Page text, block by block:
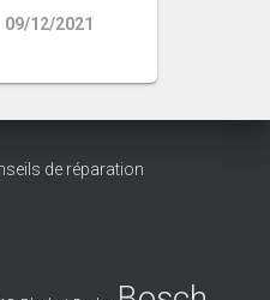
09/12/2021
de réparation